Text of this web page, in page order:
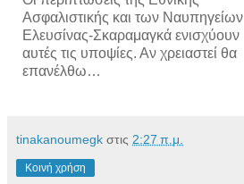
Ασφαλιστικής και των Ναυπηγείων
Ελευσίνας-Σκαραμαγκά ενισχύουν
αυτές τις υποψίες. Αν χρειαστεί θα
επανέλθω…
tinakanoumegk στις 2:27 π.μ.
Κοινή χρήση